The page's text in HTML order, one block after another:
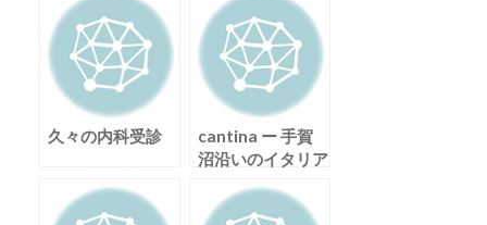
久々の内科受診
cantina ー 手賀
沼沿いのイタリア